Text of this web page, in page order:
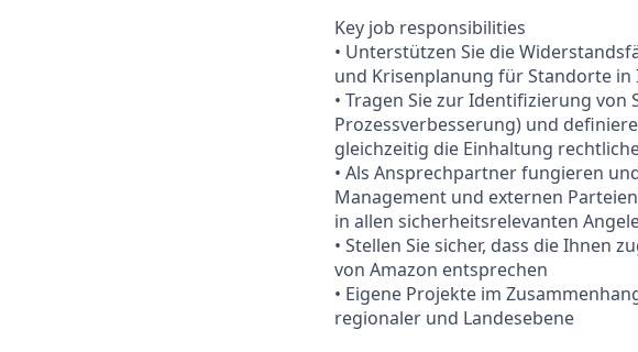
Key job responsibilities
• Unterstützen Sie die
und Krisenplanung für Standorte
• Tragen Sie zur Identifizierung
Prozessverbesserung) und
gleichzeitig die Einhaltung
• Als Ansprechpartner fungieren
Management und externen
in allen sicherheitsrelevanten
• Stellen Sie sicher, dass die Ihnen
von Amazon entsprechen
• Eigene Projekte im
regionaler und Landesebene